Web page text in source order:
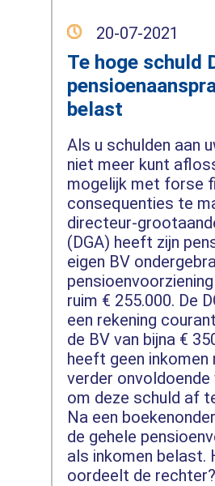
20-07-2021
Te hoge schuld
belast
Als u schulden aan
niet meer kunt
mogelijk met forse
consequenties te
directeur-
(DGA) heeft zijn
eigen BV
ruim € 255.000. De
een rekening
de BV van bijna €
heeft geen inkomen
verder onvoldoende
om deze schuld af
Na een
de gehele
als inkomen belast.
oordeelt de rechter?